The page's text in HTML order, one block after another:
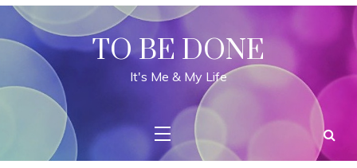
Skip
content
TO BE DONE
It's Me & My Life